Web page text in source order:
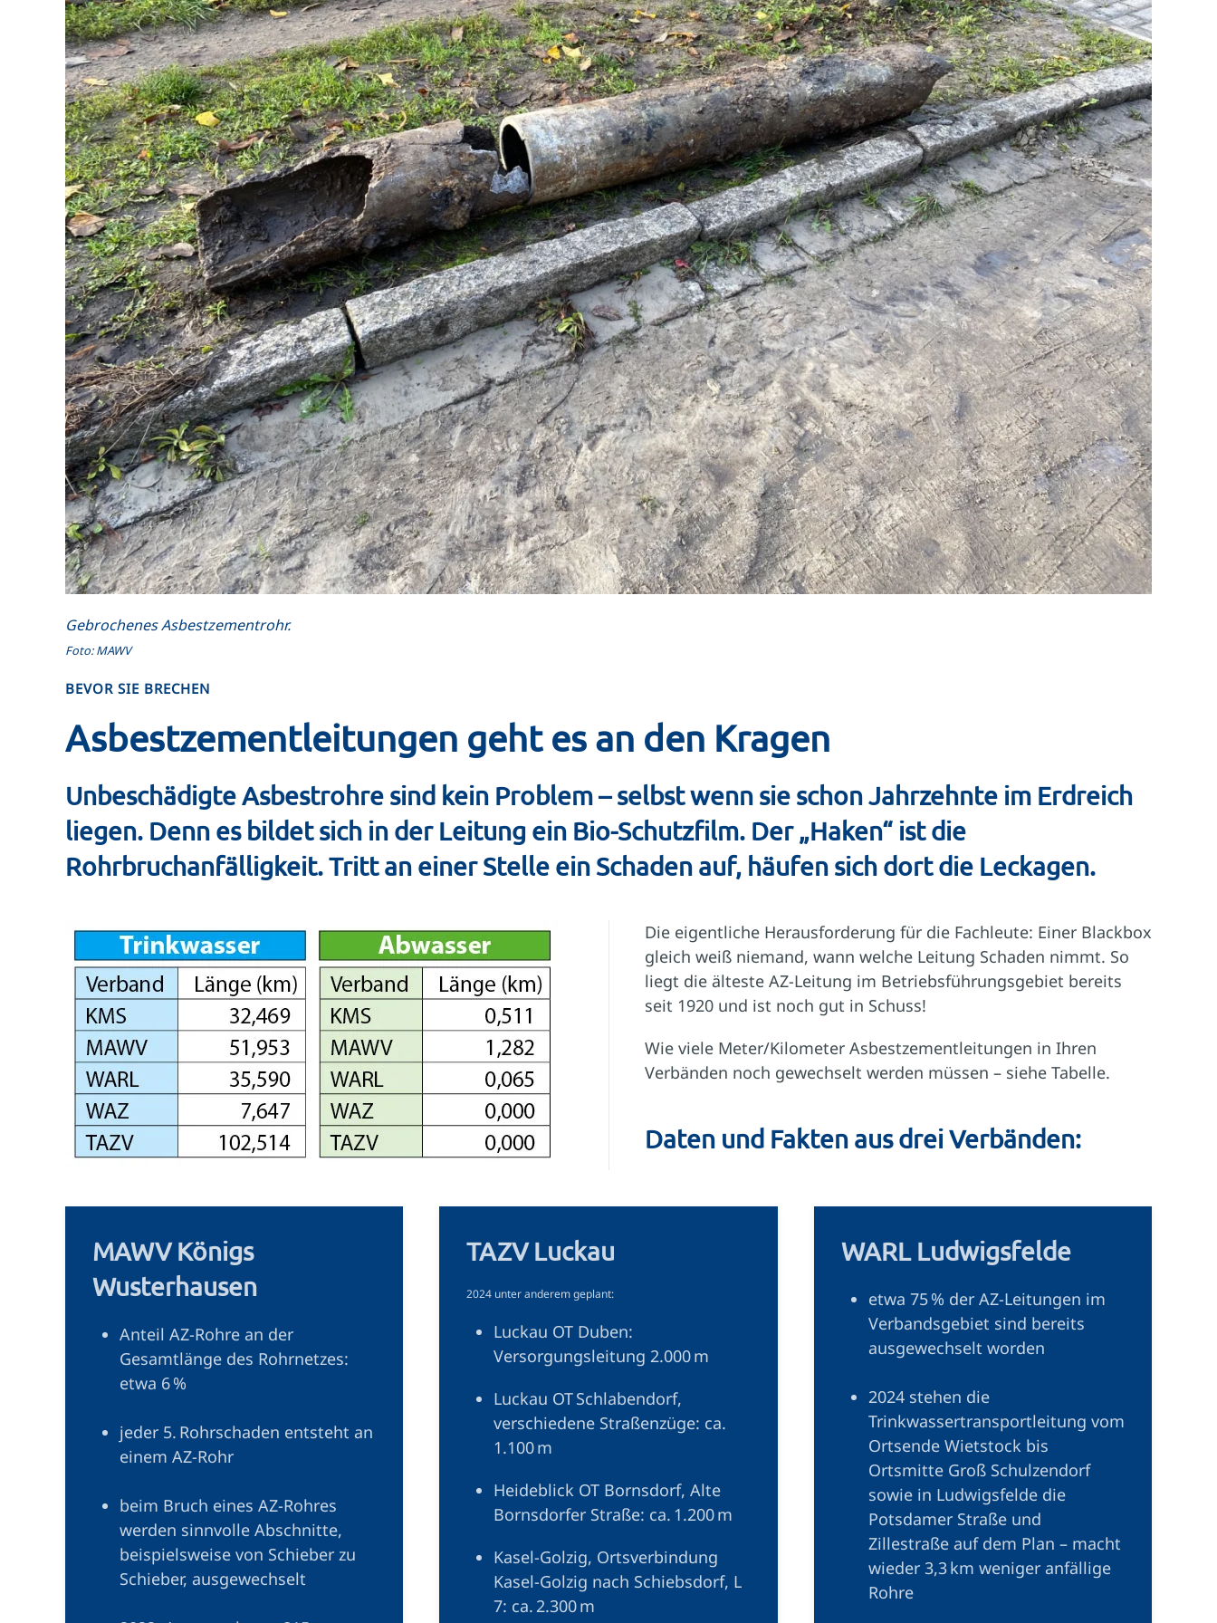
Gebrochenes Asbestzementrohr.
Foto: MAWV
BEVOR SIE BRECHEN
Asbestzementleitungen geht es an den Kragen
Unbeschädigte Asbestrohre sind kein Problem – selbst wenn sie schon Jahrzehnte im Erdreich
liegen. Denn es bildet sich in der Leitung ein Bio-Schutzfilm. Der „Haken“ ist die
Rohrbruchanfälligkeit. Tritt an einer Stelle ein Schaden auf, häufen sich dort die Leckagen.
Die eigentliche Herausforderung für die Fachleute: Einer Blackbox
gleich weiß niemand, wann welche Leitung Schaden nimmt. So
liegt die älteste AZ-Leitung im Betriebsführungsgebiet bereits
seit 1920 und ist noch gut in Schuss!
Wie viele Meter/Kilometer Asbestzementleitungen in Ihren
Verbänden noch gewechselt werden müssen – siehe Tabelle.
Daten und Fakten aus drei Verbänden:
MAWV Königs
Wusterhausen
Anteil AZ-Rohre an der
Gesamtlänge des Rohrnetzes:
etwa 6 %
jeder 5. Rohrschaden entsteht an
einem AZ-Rohr
beim Bruch eines AZ-Rohres
werden sinnvolle Abschnitte,
beispielsweise von Schieber zu
Schieber, ausgewechselt
TAZV Luckau
2024 unter anderem geplant:
Luckau OT Duben:
Versorgungsleitung 2.000 m
Luckau OT Schlabendorf,
verschiedene Straßenzüge: ca.
1.100 m
Heideblick OT Bornsdorf, Alte
Bornsdorfer Straße: ca. 1.200 m
Kasel-Golzig, Ortsverbindung
Kasel-Golzig nach Schiebsdorf, L
7: ca. 2.300 m
WARL Ludwigsfelde
etwa 75 % der AZ-Leitungen im
Verbandsgebiet sind bereits
ausgewechselt worden
2024 stehen die
Trinkwassertransportleitung vom
Ortsende Wietstock bis
Ortsmitte Groß Schulzendorf
sowie in Ludwigsfelde die
Potsdamer Straße und
Zillestraße auf dem Plan – macht
wieder 3,3 km weniger anfällige
Rohre